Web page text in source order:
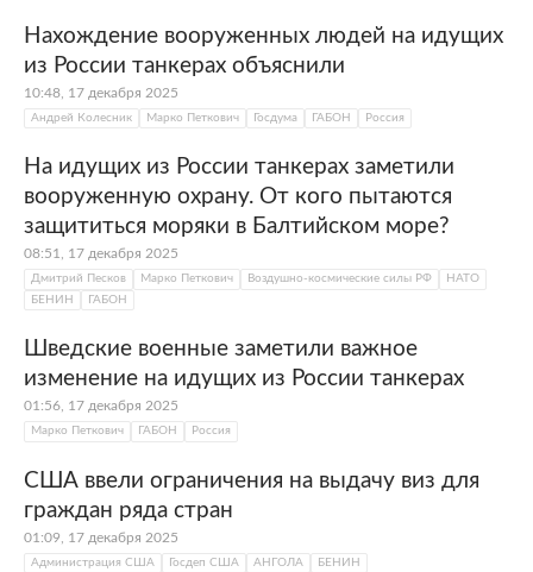
Нахождение вооруженных людей на идущих
из России танкерах объяснили
10:48, 17 декабря 2025
Андрей Колесник Марко Петкович Госдума ГАБОН Россия
На идущих из России танкерах заметили
вооруженную охрану. От кого пытаются
защититься моряки в Балтийском море?
08:51, 17 декабря 2025
Дмитрий Песков Марко Петкович Воздушно-космические силы РФ
НАТО
БЕНИН
ГАБОН
Шведские военные заметили важное
изменение на идущих из России танкерах
01:56, 17 декабря 2025
Марко Петкович ГАБОН Россия
США ввели ограничения на выдачу виз для
граждан ряда стран
01:09, 17 декабря 2025
Администрация США Госдеп США АНГОЛА БЕНИН